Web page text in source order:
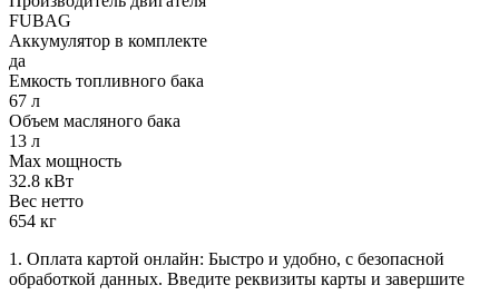
FUBAG
Аккумулятор в комплекте
да
Емкость топливного бака
67 л
Объем масляного бака
13 л
Max мощность
32.8 кВт
Вес нетто
654 кг
1. Оплата картой онлайн: Быстро и удобно, с безопасной
обработкой данных. Введите реквизиты карты и завершите